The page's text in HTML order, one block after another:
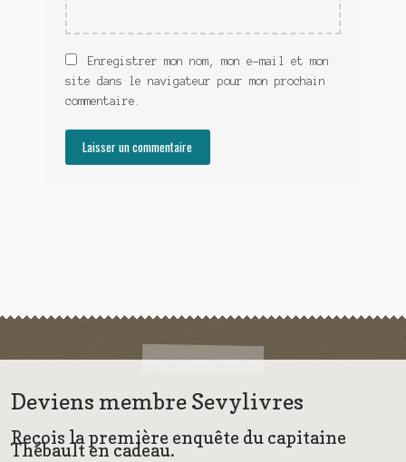
Enregistrer mon nom, mon e-mail et mon
site dans le navigateur pour mon prochain
commentaire.
Deviens membre Sevylivres
Reçois la première enquête du capitaine
Thébault en cadeau.